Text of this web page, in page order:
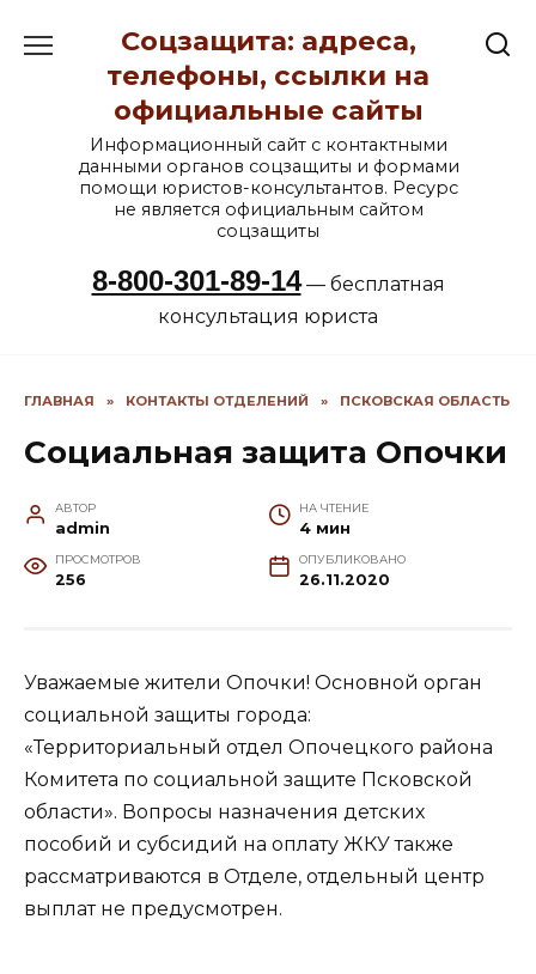
содержанию
Соцзащита: адреса,
телефоны, ссылки на
официальные сайты
Информационный сайт с контактными
данными органов соцзащиты и формами
помощи юристов-консультантов. Ресурс
не является официальным сайтом
соцзащиты
8-800-301-89-14— бесплатная
консультация юриста
ГЛАВНАЯ » КОНТАКТЫ ОТДЕЛЕНИЙ » ПСКОВСКАЯ ОБЛАСТЬ
Социальная защита Опочки
АВТОР
admin
НА ЧТЕНИЕ
4 мин
ПРОСМОТРОВ
256
ОПУБЛИКОВАНО
26.11.2020
Уважаемые жители Опочки! Основной орган
социальной защиты города:
«Территориальный отдел Опочецкого района
Комитета по социальной защите Псковской
области». Вопросы назначения детских
пособий и субсидий на оплату ЖКУ также
рассматриваются в Отделе, отдельный центр
выплат не предусмотрен.